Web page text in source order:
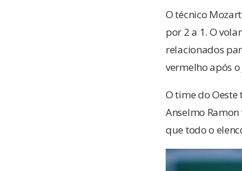
O técnico
por 2 a 1. O
relacionados
vermelho após
O time do
Anselmo
que todo o